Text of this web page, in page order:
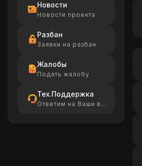
Новости
Новости проекта
Разбан
Заявки на разбан
Жалобы
Подать жалобу
Тех.Поддержка
Ответим на Ваши вопросы